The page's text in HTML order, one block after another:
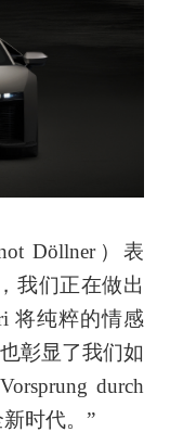
Döllner）表
我们正在做出
将纯粹的情感
彰显了我们如
durch
时代。”